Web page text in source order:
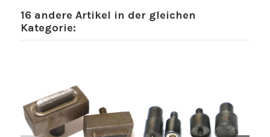
16 andere Artikel in der gleichen
Kategorie: